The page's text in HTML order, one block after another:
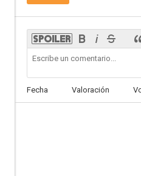
6.9
Fecha Valoración